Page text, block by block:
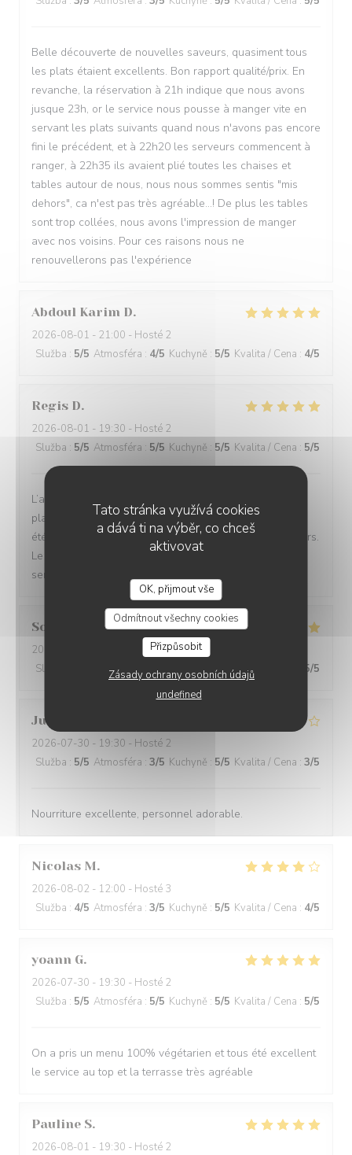
Tato stránka využívá cookies
a dává ti na výběr, co chceš
aktivovat
OK, přijmout vše
Odmítnout všechny cookies
Přizpůsobit
Zásady ochrany osobních údajů
undefined
Belle découverte de nouvelles saveurs, quasiment tous
les plats étaient excellents. Bon rapport qualité/prix. En
revanche, la réservation à 21h indique que nous avons
jusque 23h, or le service nous pousse à manger vite en
servant les plats suivants quand nous n'avons pas encore
fini le précédent, et à 22h20 les serveurs commencent à
ranger, à 22h35 ils avaient plié toutes les chaises et
tables autour de nous, nous nous sommes sentis "mis
dehors", ca n'est pas très agréable...! De plus les tables
sont trop collées, nous avons l'impression de manger
avec nos voisins. Pour ces raisons nous ne
renouvellerons pas l'expérience
Abdoul Karim D
2026-08-01 - 21:00 - Hosté 2
Služba : 5/5 Atmosféra : 4/5 Kuchyně : 5/5 Kvalita / Cena : 4/5
Regis D
2026-08-01 - 19:30 - Hosté 2
Služba : 5/5 Atmosféra : 5/5 Kuchyně : 5/5 Kvalita / Cena : 5/5
L’accueil est très bon, nous avons pris la formule en 5
plats, quel voyage! Le service est parfait, et nous avons
été agréablement surpris par les associations de saveurs.
Le prix est raisonnable au vu du travail fourni, chef et
service au top.
Sophie
2026-08-01
- 21:00 - Hosté 3
Služba
Atmosféra /5 Kuchyně 5 /5 Kvalita / Cena 5/5
Julien
2026-07-30 - 19:30 - Hosté 2
Služba : 5/5 Atmosféra : 3/5 Kuchyně : 5/5 Kvalita / Cena : 3/5
Nourriture excellente, personnel adorable.
Nicolas M
2026-08-02 - 12:00 - Hosté 3
Služba : 4/5 Atmosféra : 3/5 Kuchyně : 5/5 Kvalita / Cena : 4/5
yoann G
2026-07-30 - 19:30 - Hosté 2
Služba : 5/5 Atmosféra : 5/5 Kuchyně : 5/5 Kvalita / Cena : 5/5
On a pris un menu 100% végétarien et tous été excellent
le service au top et la terrasse très agréable
Pauline S
2026-08-01 - 19:30 - Hosté 2